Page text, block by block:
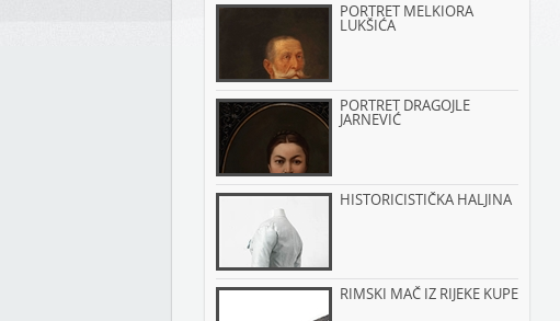
PORTRET MELKIORA
LUKŠIĆA
PORTRET DRAGOJLE
JARNEVIĆ
HISTORICISTIČKA HALJINA
RIMSKI MAČ IZ RIJEKE KUPE